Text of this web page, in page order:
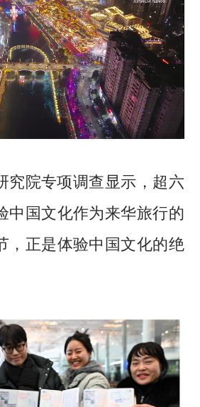
院专项调查显示，超六
中国文化作为来华旅行的
，正是体验中国文化的绝